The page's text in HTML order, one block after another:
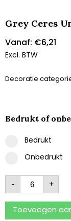
Grey Ceres
Vanaf: €6,21
Excl. BTW
Decoratie
Bedrukt of
Bedrukt
Onbedrukt
- +
Toevoegen